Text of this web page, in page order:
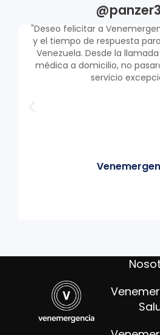
"Deseo felicitar a
y el tiempo de respuesta
Venezuela. Desde la
médica a domicilio, no
servicio